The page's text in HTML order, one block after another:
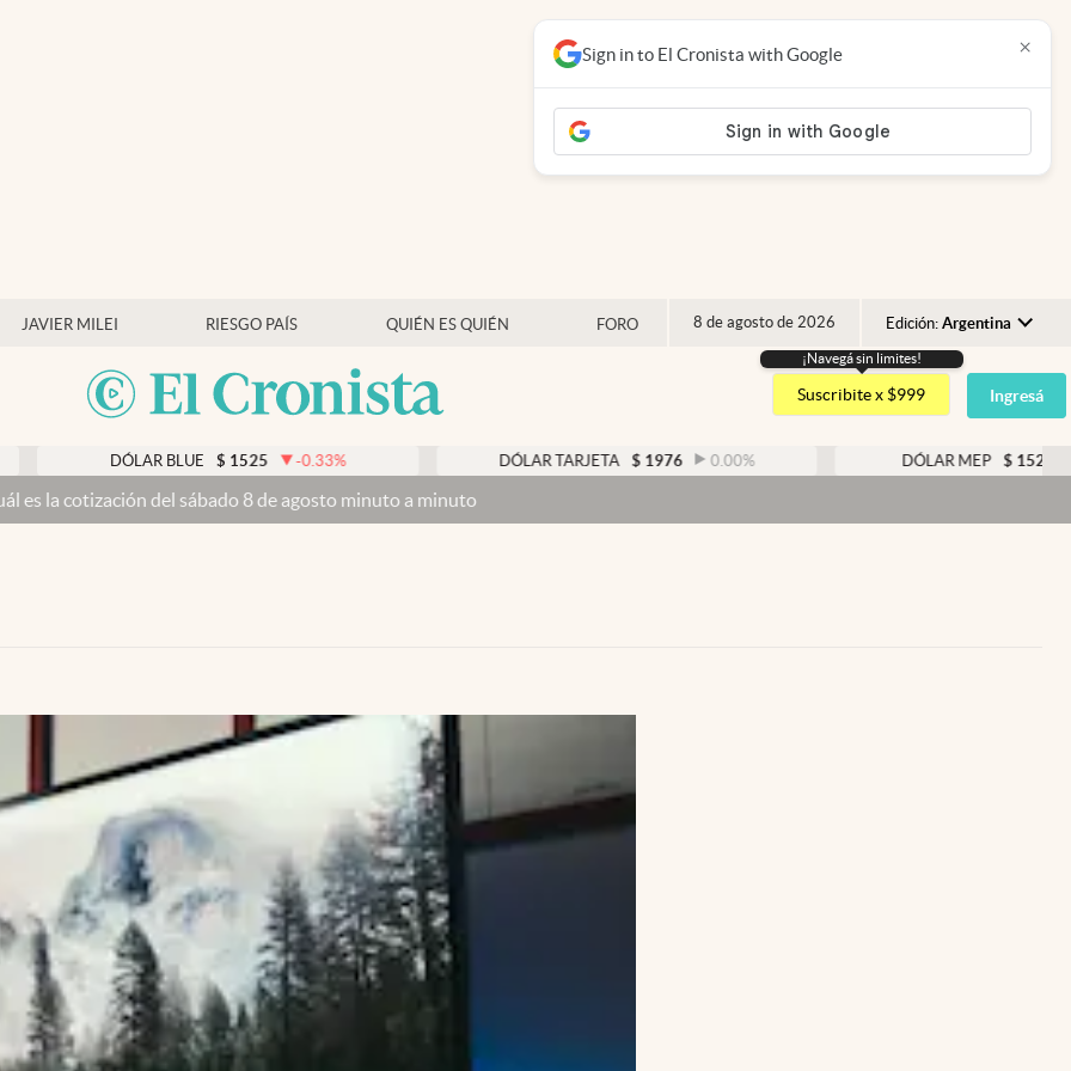
JAVIER MILEI RIESGO PAÍS QUIÉN ES QUIÉN FORO 8 de agosto de 2026 Edición: Argentina
Argentina
España
USA
¡Navegá sin limites!
Suscribite x $999 Ingresá
DÓLAR BLUE $ 1525 -0.33% DÓLAR TARJETA $ 1976 0.00 % DÓLAR MEP $ 1526,03
del sábado 8 de agosto minuto a minuto
Sign in to El Cronista with Google ×